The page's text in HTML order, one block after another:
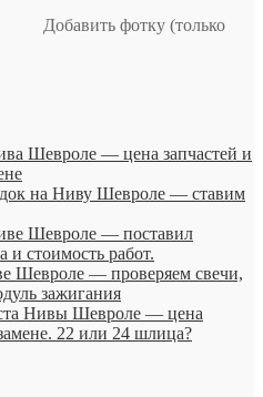
Добавить фотку (только
Шевроле — цена запчастей и
на Ниву Шевроле — ставим
Шевроле — поставил
и стоимость работ.
Шевроле — проверяем свечи,
зажигания
Нивы Шевроле — цена
22 или 24 шлица?